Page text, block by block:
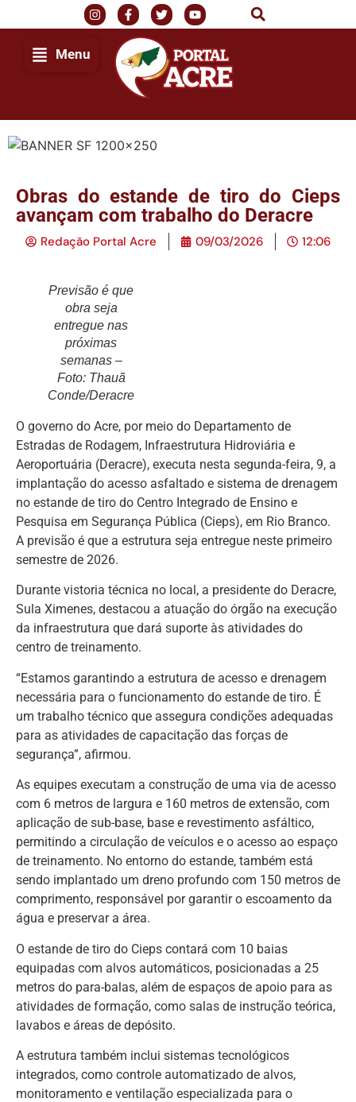
Menu
Obras do estande de tiro do Cieps
avançam com trabalho do Deracre
Redação Portal Acre 09/03/2026 12:06
Previsão é que
obra seja
entregue nas
próximas
semanas –
Foto: Thauã
Conde/Deracre
O governo do Acre, por meio do Departamento de
Estradas de Rodagem, Infraestrutura Hidroviária e
Aeroportuária (Deracre), executa nesta segunda-feira, 9, a
implantação do acesso asfaltado e sistema de drenagem
no estande de tiro do Centro Integrado de Ensino e
Pesquisa em Segurança Pública (Cieps), em Rio Branco.
A previsão é que a estrutura seja entregue neste primeiro
semestre de 2026.
Durante vistoria técnica no local, a presidente do Deracre,
Sula Ximenes, destacou a atuação do órgão na execução
da infraestrutura que dará suporte às atividades do
centro de treinamento.
“Estamos garantindo a estrutura de acesso e drenagem
necessária para o funcionamento do estande de tiro. É
um trabalho técnico que assegura condições adequadas
para as atividades de capacitação das forças de
segurança”, afirmou.
As equipes executam a construção de uma via de acesso
com 6 metros de largura e 160 metros de extensão, com
aplicação de sub-base, base e revestimento asfáltico,
permitindo a circulação de veículos e o acesso ao espaço
de treinamento. No entorno do estande, também está
sendo implantado um dreno profundo com 150 metros de
comprimento, responsável por garantir o escoamento da
água e preservar a área.
O estande de tiro do Cieps contará com 10 baias
equipadas com alvos automáticos, posicionadas a 25
metros do para-balas, além de espaços de apoio para as
atividades de formação, como salas de instrução teórica,
lavabos e áreas de depósito.
A estrutura também inclui sistemas tecnológicos
integrados, como controle automatizado de alvos,
monitoramento e ventilação especializada para o